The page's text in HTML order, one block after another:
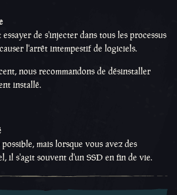
de s'injecter dans tous les processus
l'arrêt intempestif de logiciels.
nous recommandons de désinstaller
installé.
mais lorsque vous avez des
il s'agit souvent d'un SSD en fin de vie.